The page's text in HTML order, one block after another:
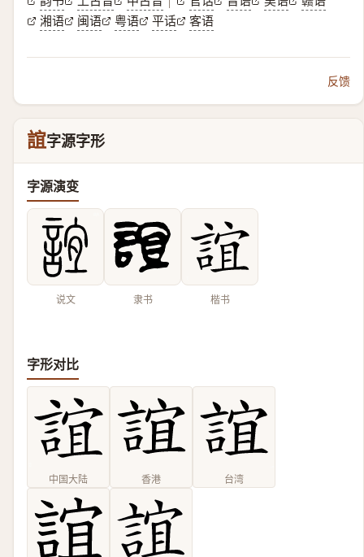
湘语
闽语 粤语 平话 客语
反馈
誼字源字形
字源演变
说文 隶书 楷书
字形对比
中国大陆 香港 台湾